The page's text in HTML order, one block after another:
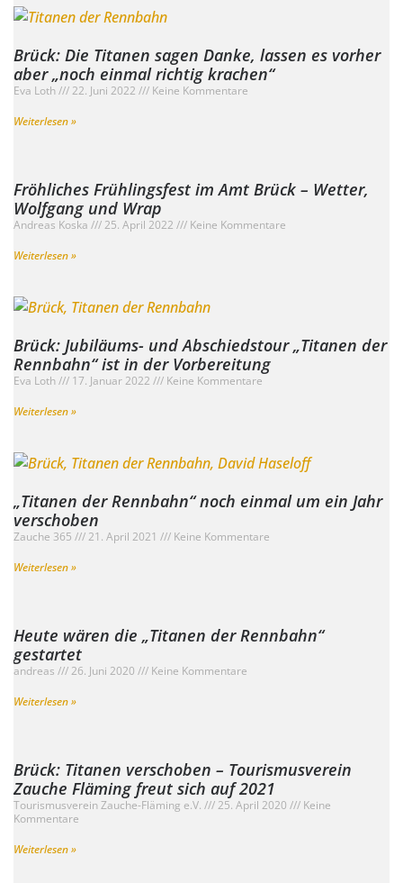
Brück: Die Titanen sagen Danke, lassen es vorher
aber „noch einmal richtig krachen“
Eva Loth 22. Juni 2022
Keine Kommentare
Weiterlesen »
Fröhliches Frühlingsfest im Amt Brück – Wetter,
Wolfgang und Wrap
Andreas Koska 25. April 2022
Keine Kommentare
Weiterlesen »
Brück: Jubiläums- und Abschiedstour „Titanen der
Rennbahn“ ist in der Vorbereitung
Eva Loth 17. Januar 2022
Keine Kommentare
Weiterlesen »
„Titanen der Rennbahn“ noch einmal um ein Jahr
verschoben
Zauche 365 21. April 2021
Keine Kommentare
Weiterlesen »
Heute wären die „Titanen der Rennbahn“
gestartet
andreas 26. Juni 2020
Keine Kommentare
Weiterlesen »
Brück: Titanen verschoben – Tourismusverein
Zauche Fläming freut sich auf 2021
Tourismusverein Zauche-Fläming e.V. 25. April 2020
Keine
Kommentare
Weiterlesen »